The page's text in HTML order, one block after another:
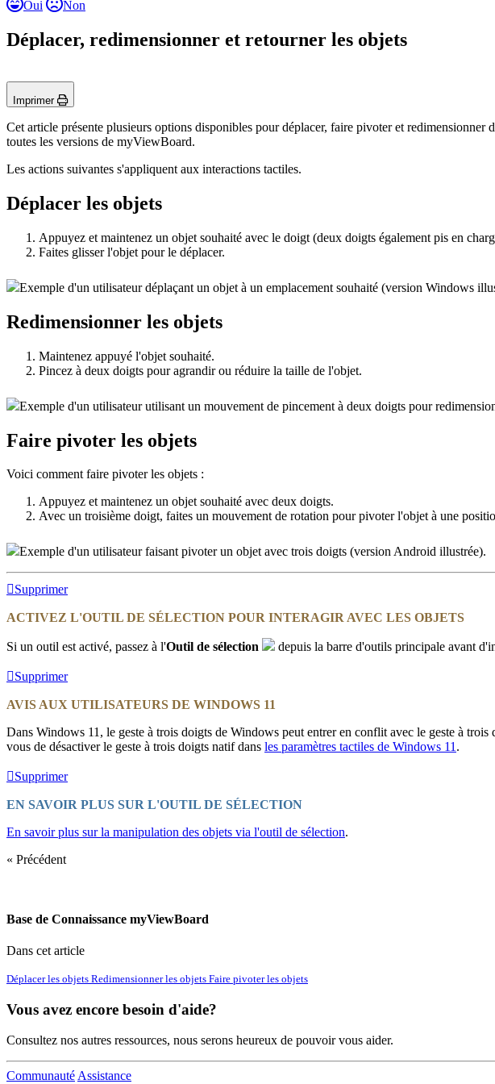
Oui Non
Déplacer, redimensionner et retourner les objets
Imprimer
Cet article présente plusieurs options disponibles pour déplacer, faire pivoter et
toutes les versions de myViewBoard.
Les actions suivantes s'appliquent aux interactions tactiles.
Déplacer les objets
Appuyez et maintenez un objet souhaité avec le doigt (deux doigts également pis en
Faites glisser l'objet pour le déplacer.
Exemple d'un utilisateur déplaçant un objet à un emplacement souhaité (version Windows
Redimensionner les objets
Maintenez appuyé l'objet souhaité.
Pincez à deux doigts pour agrandir ou réduire la taille de l'objet.
Exemple d'un utilisateur utilisant un mouvement de pincement à deux doigts pour
Faire pivoter les objets
Voici comment faire pivoter les objets :
Appuyez et maintenez un objet souhaité avec deux doigts.
Avec un troisième doigt, faites un mouvement de rotation pour pivoter l'objet à une
Exemple d'un utilisateur faisant pivoter un objet avec trois doigts (version Android illustrée).
Supprimer
ACTIVEZ L'OUTIL DE SÉLECTION POUR INTERAGIR AVEC LES OBJETS
Si un outil est activé, passez à l'Outil de sélection depuis la barre d'outils principale avant
Supprimer
AVIS AUX UTILISATEURS DE WINDOWS 11
Dans Windows 11, le geste à trois doigts de Windows peut entrer en conflit avec le geste à
vous de désactiver le geste à trois doigts natif dans les paramètres tactiles de Windows 11.
Supprimer
EN SAVOIR PLUS SUR L'OUTIL DE SÉLECTION
En savoir plus sur la manipulation des objets via l'outil de sélection.
« Précédent
Base de Connaissance myViewBoard
Dans cet article
Déplacer les objets Redimensionner les objets Faire pivoter les objets
Vous avez encore besoin d'aide?
Consultez nos autres ressources, nous serons heureux de pouvoir vous aider.
CommunautéAssistance